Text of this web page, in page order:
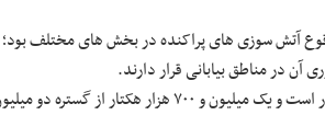
آن در مناطق بیابانی قرار دارند.
گستره اراضی حفاظت شده محیط زیست ایلام ۱۴۳ هزار هکتار